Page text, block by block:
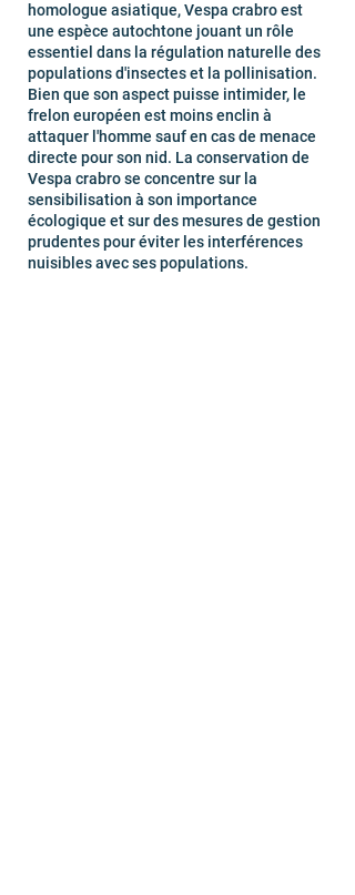
homologue asiatique, Vespa crabro est
une espèce autochtone jouant un rôle
essentiel dans la régulation naturelle des
populations d'insectes et la pollinisation.
Bien que son aspect puisse intimider, le
frelon européen est moins enclin à
attaquer l'homme sauf en cas de menace
directe pour son nid. La conservation de
Vespa crabro se concentre sur la
sensibilisation à son importance
écologique et sur des mesures de gestion
prudentes pour éviter les interférences
nuisibles avec ses populations.